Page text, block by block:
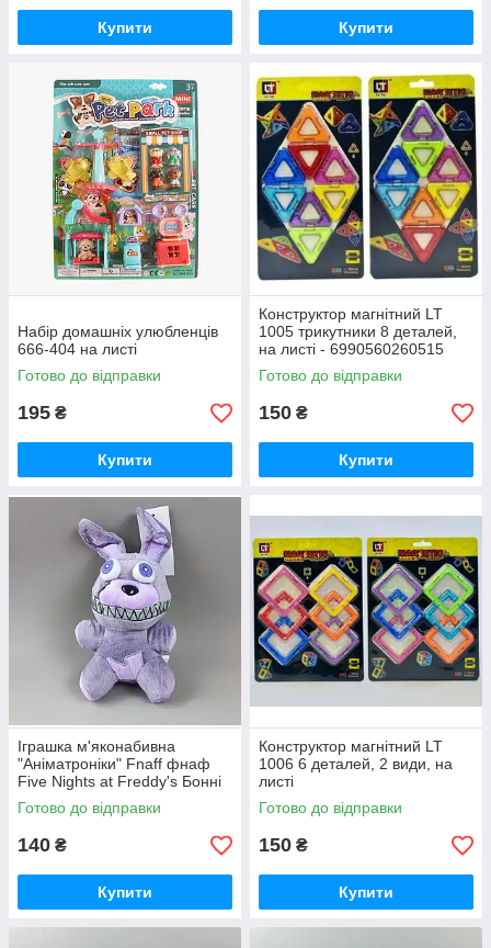
Купити Купити
Набір домашніх улюбленців
666-404 на листі
Готово до відправки
195 ₴
Купити
Конструктор магнітний LT
1005 трикутники 8 деталей,
на листі - 6990560260515
Готово до відправки
150 ₴
Купити
Іграшка м'яконабивна
"Аніматроніки" Fnaff фнаф
Five Nights at Freddy's Бонні
C 47561 “Кошмарики”, 21 см,
Готово до відправки
140 ₴
Купити
Конструктор магнітний LT
1006 6 деталей, 2 види, на
листі
Готово до відправки
150 ₴
Купити